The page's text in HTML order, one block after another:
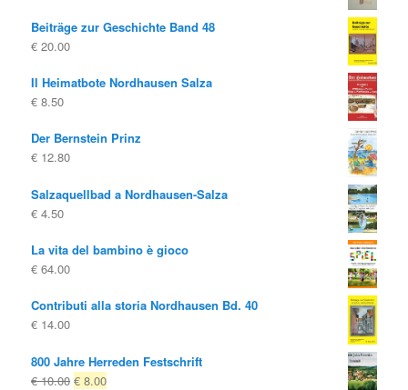
originaleattuale
Beiträge zur Geschichte Band 48
€ 20.00
Il Heimatbote Nordhausen Salza
€ 8.50
Der Bernstein Prinz
€ 12.80
Salzaquellbad a Nordhausen-Salza
€ 4.50
La vita del bambino è gioco
€ 64.00
Contributi alla storia Nordhausen Bd. 40
€ 14.00
800 Jahre Herreden Festschrift
€10.00 Il
€ 8.00Il